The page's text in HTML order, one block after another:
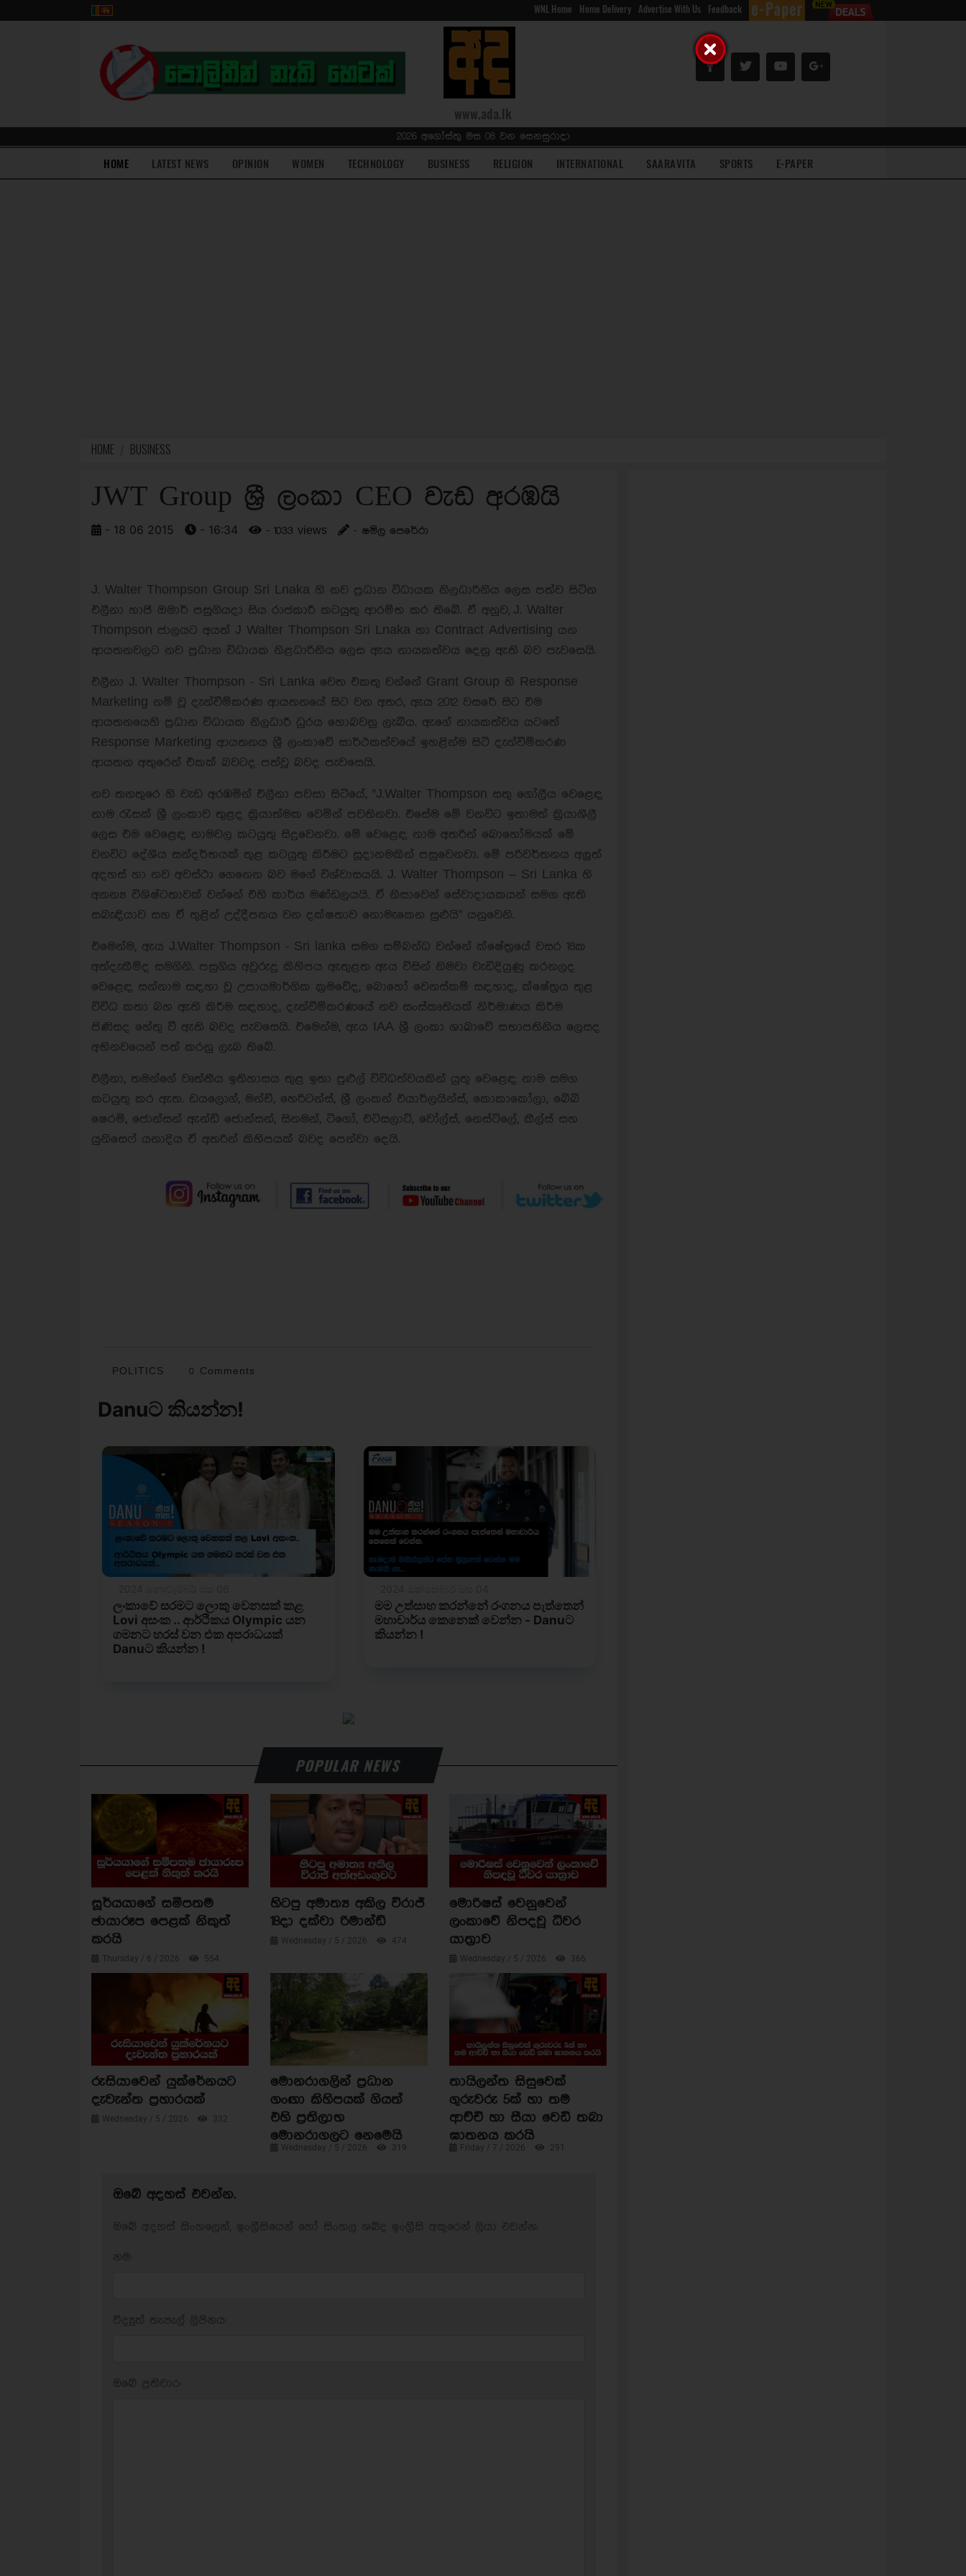
WNL Home Home Delivery Advertise With Us Feedback
www.ada.lk
2026 අගෝස්තු මස 08 වන සෙනසුරාදා
HOME(current)LATEST NEWS OPINION WOMEN TECHNOLOGY BUSINESS RELIGION INTERNATIONAL SAARAVITA SPORTS E-PAPER
HOME BUSINESS
JWT Group ශ්‍රී ලංකා CEO වැඩ අරඹයි
- 18 06 2015 - 16:34 - 1033 views - ෂමිල පෙරේරා
J. Walter Thompson Group Sri Lnaka හි නව ප්‍රධාන විධායක නිලධාරිනිය ලෙස පත්ව සිටින
එලීනා හාජි ඔමාර් පසුගියදා සිය රාජකාරී කටයුතු ආරම්භ කර තිබේ. ඒ අනුව, J. Walter
Thompson ජාලයට අයත් J Walter Thompson Sri Lnaka හා Contract Advertising යන
ආයතනවලට නව ප්‍රධාන විධායක නිළධාරිනිය ලෙස ඇය නායකත්වය දෙනු ඇති බව පැවසෙයි.
එලීනා J. Walter Thompson - Sri Lanka වෙත එකතු වන්නේ Grant Group හි Response
Marketing නම් වූ දැන්වීම්කරණ ආයතනයේ සිට වන අතර, ඇය 2012 වසරේ සිට එම
ආයතනයෙහි ප්‍රධාන විධායක නිලධාරී ධුරය හොබවනු ලැබීය. ඇගේ නායකත්වය යටතේ
Response Marketing ආයතනය ශ්‍රී ලංකාවේ සාර්ථකත්වයේ ඉහළින්ම සිටි දැන්වීම්කරණ
ආයතන අතුරෙන් එකක් බවටද පත්වූ බවද පැවසෙයි.
නව තනතුරෙ හි වැඩ අරඹමින් එලීනා පවසා සිටියේ, "J.Walter Thompson සතු ගෝලීය වෙළෙඳ
නාම රැසක් ශ්‍රී ලංකාව තුළද ක්‍රියාත්මක වෙමින් පවතිනවා. එසේම මේ වනවිට ඉතාමත් ක්‍රියාශීලී
ලෙස එම වෙළෙඳ නාමවල කටයුතු සිදුවෙනවා. මේ වෙළෙඳ නාම අතරින් බොහෝමයක් මේ
වනවිට දේශීය සන්දර්භයක් තුළ කටයුතු කිරීමට සූදානමකින් පසුවෙනවා. මේ පරිවර්තනය අලුත්
අදහස් හා නව අවස්ථා ගෙනෙන බව මගේ විශ්වාසයයි. J. Walter Thompson – Sri Lanka හි
අනන්‍ය විශිෂ්ටතාවක් වන්නේ එහි කාර්ය මණ්ඩලයයි. ඒ නිසාවෙන් සේවාදායකයන් සමග ඇති
සබැඳියාව සහ ඒ තුළින් උද්දීපනය වන දක්ෂතාව නොමැකෙන සුළුයි" යනුවෙනි.
එමෙන්ම, ඇය J.Walter Thompson - Sri lanka සමග සම්බන්ධ වන්නේ ක්ෂේත්‍රයේ වසර 18ක
අත්දැකීම්ද සමගිනි. පසුගිය අවුරුදු කිහිපය ඇතුළත ඇය විසින් නිමවා වැඩිදියුණු කරනලද
වෙළෙඳ සන්නාම සඳහා වූ උපායමාර්ගික ක‍්‍රමවේද, බොහෝ වෙනස්කම් සඳහාද, ක්ෂේත්‍රය තුළ
විවිධ කතා බහ ඇති කිරීම සඳහාද, දැන්වීම්කරණයේ නව සංස්කෘතියක් නිර්මාණය කිරීම
පිණිසද හේතු වී ඇති බවද පැවසෙයි. එමෙන්ම, ඇය IAA ශ්‍රී ලංකා ශාඛාවේ සභාපතිනිය ලෙසද
අභිනවයෙන් පත් කරනු ලැබ තිබේ.
එලීනා, තමන්ගේ වෘත්තීය ඉතිහාසය තුළ ඉතා පුළුල් විවිධත්වයකින් යුතු වෙළෙඳ නාම සමග
කටයුතු කර ඇත. ඩයලොග්, මන්චි, හෙරිටන්ස්, ශ්‍රී ලංකන් එයාර්ලයින්ස්, කොකාකෝලා, බේබි
ෂෙරමි, ජොන්සන් ඇන්ඩ් ජොන්සන්, සිනමන්, ටිගෝ, එටිසලාට්, වෝල්ස්, නෙස්ට්ලේ, කීල්ස් සහ
යුනිසෙෆ් යනාදිය ඒ අතරින් කිහිපයක් බවද පෙන්වා දෙයි.
POLITICS 0 Comments
POPULAR NEWS
සූර්යයාගේ සමීපතම
ඡායාරූප පෙළක් නිකුත්
කරයි
Thursday / 6 / 2026 554
හිටපු අමාත්‍ය අකිල විරාජ්
18දා දක්වා රිමාන්ඩ්
Wednesday / 5 / 2026 474
මොරිෂස් වෙනුවෙන්
ලංකාවේ නිපදවූ ධීවර
යාත්‍රාව
Wednesday / 5 / 2026 366
රුසියාවෙන් යුක්රේනයට
දැවැන්ත ප්‍රහාරයක්
Wednesday / 5 / 2026 332
මොනරාගලින් ප්‍රධාන
ගංඟා කිහිපයක් ගියත්
එහි ප්‍රතිලාභ
මොනරාගලට නෙමෙයි
Wednesday / 5 / 2026 319
තායිලන්ත සිසුවෙක්
ගුරුවරු 5ක් හා තම
ආච්චි හා සීයා වෙඩි තබා
ඝාතනය කරයි
Friday / 7 / 2026 291
ඔබේ අදහස් එවන්න.